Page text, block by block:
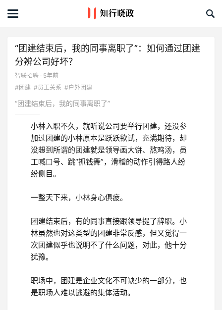
首页
课程&活动
礼品创意库
关于我们
​“团建结束后，我的同事离职了”：如何通过团建
分辨公司好坏？
智联招聘 · 5年前
#团建 #员工关系 #户外团建
“团建结束后，我的同事离职了”
小林入职不久，就听说公司要举行团建，还没参
加过团建的小林原本是跃跃欲试，充满期待，却
没想到所谓的团建就是领导画大饼、熬鸡汤，员
工喊口号、跳“抓钱舞”，滑稽的动作引得路人纷
纷侧目。
一整天下来，小林身心俱疲。
团建结束后，有的同事直接跟领导提了辞职。小
林虽然也对这类型的团建非常反感，但又觉得一
次团建似乎也说明不了什么问题，对此，他十分
犹豫。
职场中，团建是企业文化不可缺少的一部分，也
是职场人难以逃避的集体活动。